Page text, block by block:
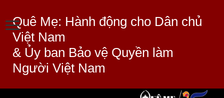
Quê Mẹ: Hành động cho Dân chủ
Việt Nam
& Ủy ban Bảo vệ Quyền làm
Người Việt Nam